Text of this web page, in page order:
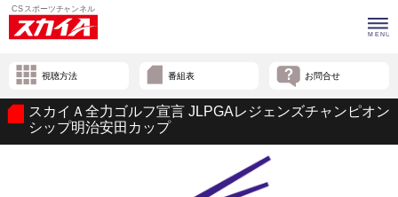
視聴方法 番組表 お問合せ
スカイＡ全力ゴルフ宣言 JLPGAレジェンズチャンピオン
シップ明治安田カップ